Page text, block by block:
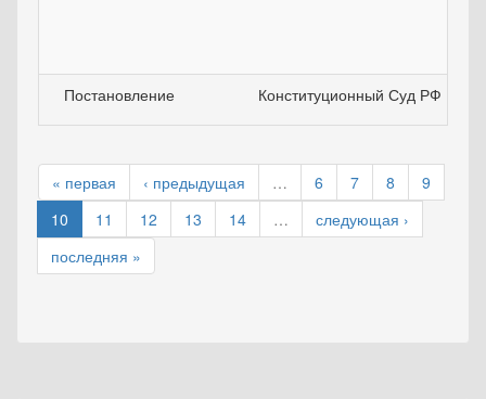
Постановление Конституционный Суд РФ
« первая ‹ предыдущая … 6 7 8
9
10
11 12 13 14 …
следующая ›
последняя »